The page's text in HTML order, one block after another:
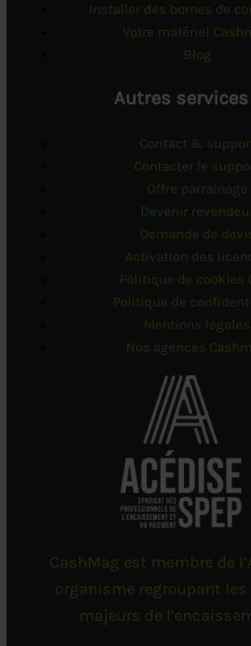
Installer des bornes de
Votre matériel
Blog
Autres services
Contact &
Contacter le
Offre parrainage
Devenir
Demande de
Activation des
Politique de cookies
Politique de
Mentions légales
Nos agences
CashMag est membre de
organisme regroupant les
majeurs de